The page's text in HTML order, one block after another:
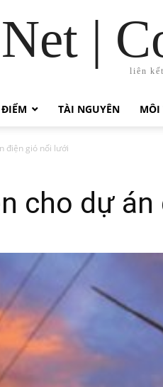
|
liên
TÀI NGUYÊN MÔI
điện gió nối lưới
cho dự